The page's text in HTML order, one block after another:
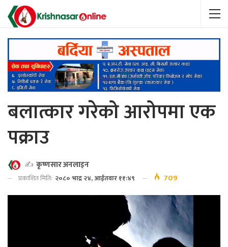
बलात्कार गरेको आरोपमा एक
पक्राउ
✍️ कृष्णसार अनलाइन
प्रकाशित मिति: २०८० भाद्र २४, आईतवार ११:४९ 709